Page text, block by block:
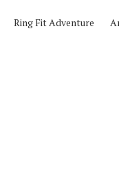
Ring Fit Adventure